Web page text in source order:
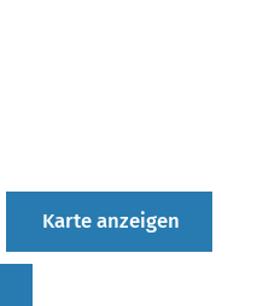
Karte anzeigen